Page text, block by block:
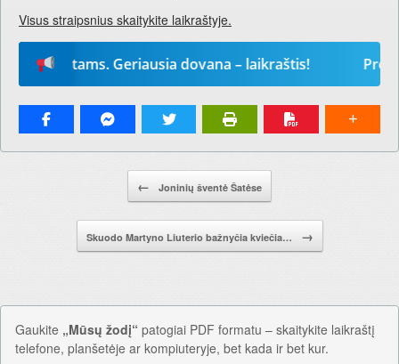
Visus straipsnius skaitykite laikraštyje.
metams. Geriausia dovana – laikraštis!
← Joninių šventė Šatėse
Skuodo Martyno Liuterio bažnyčia kviečia… →
Gaukite „Mūsų žodį“ patogiai PDF formatu – skaitykite laikraštį
telefone, planšetėje ar kompiuteryje, bet kada ir bet kur.